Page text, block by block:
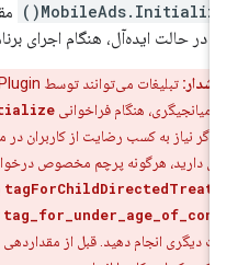
در حالت ایده‌آل، هنگام اجرای
هشدار:تبلیغات می‌توانند توسطPlugin
میانجیگری، هنگام فراخوانی
دارید، هرگونه پرچم مخصوص درخواست،
یا
دیگری انجام دهید. قبل از مقداردهی